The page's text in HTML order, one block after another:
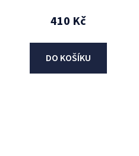
410 Kč
DO KOŠÍKU